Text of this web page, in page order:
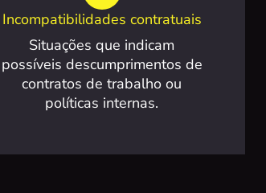
Incompatibilidades contratuais
Situações que indicam
possíveis descumprimentos de
contratos de trabalho ou
políticas internas.